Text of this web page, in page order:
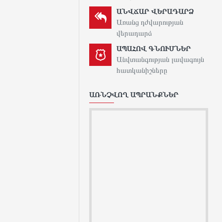
ԱՆՎՃԱՐ ՎԵՐԱԴԱՐՁ
Առանց դժվարության
վերադարձ
ԱՊԱՀՈՎ ԳՆՈՒՄՆԵՐ
Անվտանգության լավագույն
հատկանիշները
ԱՌՆՉՎՈՂ ԱՊՐԱՆՔՆԵՐ